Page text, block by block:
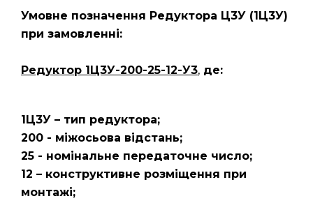
Умовне позначення Редуктора Ц3У (1Ц3У)
при замовленні:
Редуктор 1Ц3У-200-25-12-У3, де:
1Ц3У – тип редуктора;
200 - міжосьова відстань;
25 - номінальне передаточне число;
12 – конструктивне розміщення при
монтажі;